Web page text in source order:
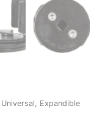
Expandible